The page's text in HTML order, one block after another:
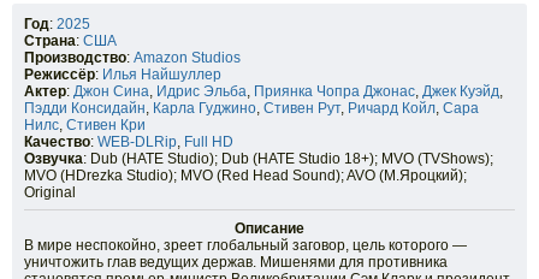
Год: 2025
Страна: США
Производство: Amazon Studios
Режиссёр: Илья Найшуллер
Актер: Джон Сина, Идрис Эльба, Приянка Чопра Джонас, Джек Куэйд,
Пэдди Консидайн, Карла Гуджино, Стивен Рут, Ричард Койл, Сара
Нилс, Стивен Кри
Качество: WEB-DLRip, Full HD
Озвучка: Dub (HATE Studio); Dub (HATE Studio 18+); MVO (TVShows);
MVO (HDrezka Studio); MVO (Red Head Sound); AVO (М.Яроцкий);
Original
Описание
В мире неспокойно, зреет глобальный заговор, цель которого —
уничтожить глав ведущих держав. Мишенями для противника